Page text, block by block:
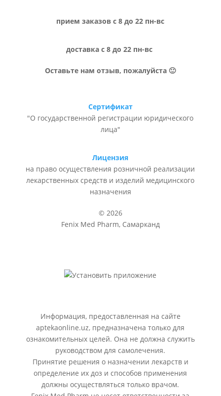
прием заказов с 8 до 22 пн-вс
доставка с 8 до 22 пн-вс
Оставьте нам отзыв, пожалуйста 🙂
Сертификат
"О государственной регистрации юридического
лица"
Лицензия
на право осуществления розничной реализации
лекарственных средств и изделий медицинского
назначения
© 2026
Fenix Med Pharm, Самарканд
Информация, предоставленная на сайте
aptekaonline.uz, предназначена только для
ознакомительных целей. Она не должна служить
руководством для самолечения.
Принятие решения о назначении лекарств и
определение их доз и способов применения
должны осуществляться только врачом.